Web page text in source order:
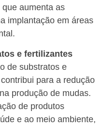
aumenta as
implantação em áreas
e fertilizantes
de substratos e
para a redução
produção de mudas.
de produtos
e ao meio ambiente,